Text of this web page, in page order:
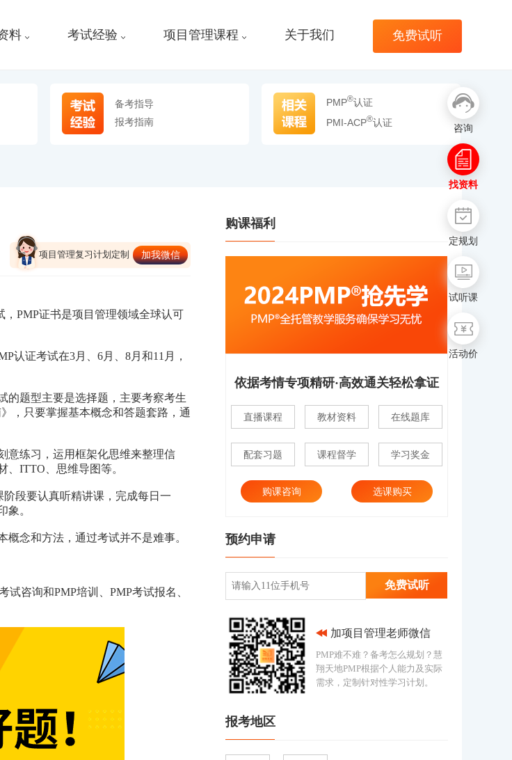
咨询
找资料
定规划
试听课
活动价
料 考试经验 项目管理课程 关于我们 免费试听
备考指导
报考指南
PMP®认证
PMI-ACP®认证
项目管理复习计划定制 加我微信
PMP证书是项目管理领域全球认可
认证考试在3月、6月、8月和11月，
的题型主要是选择题，主要考察考生
，只要掌握基本概念和答题套路，通
意练习，运用框架化思维来整理信
、ITTO、思维导图等。
段要认真听精讲课，完成每日一
象。
念和方法，通过考试并不是难事。
咨询和PMP培训、PMP考试报名、
购课福利
依据考情专项精研·高效通关轻松拿证
直播课程 教材资料 在线题库
配套习题 课程督学 学习奖金
购课咨询 选课购买
预约申请
免费试听
加项目管理老师微信
PMP难不难？备考怎么规划？慧
翔天地PMP根据个人能力及实际
需求，定制针对性学习计划。
报考地区